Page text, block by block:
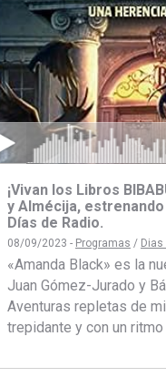
¡Vivan los Libros
y Almécija,
Días de Radio.
08/09/2023 - Programas /
«Amanda Black» es la
Juan Gómez-Jurado y
Aventuras repletas de
trepidante y con un